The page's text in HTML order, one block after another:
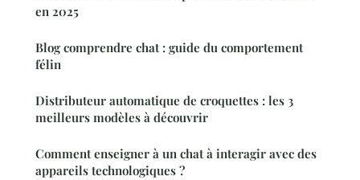
en 2025
Blog comprendre chat : guide du comportement
félin
Distributeur automatique de croquettes : les 3
meilleurs modèles à découvrir
Comment enseigner à un chat à interagir avec des
appareils technologiques ?